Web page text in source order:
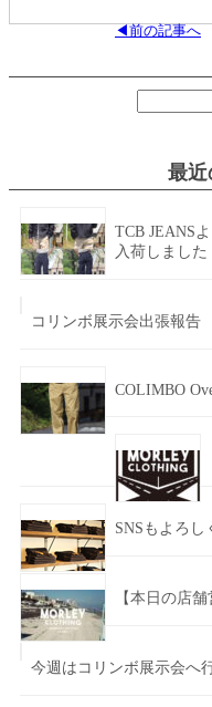
◀前の記事へ
最近
TCB JEANSよ
入荷しました
コリンボ展示会出張報告
COLIMBO
SNSもよろし
【本日の店
今週はコリンボ展示会へ